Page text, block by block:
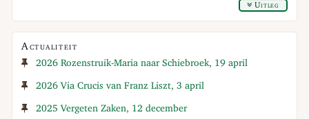
Uitleg
Actualiteit
2026 Rozenstruik-Maria naar Schiebroek, 19 april
2026 Via Crucis van Franz Liszt, 3 april
2025 Vergeten Zaken, 12 december